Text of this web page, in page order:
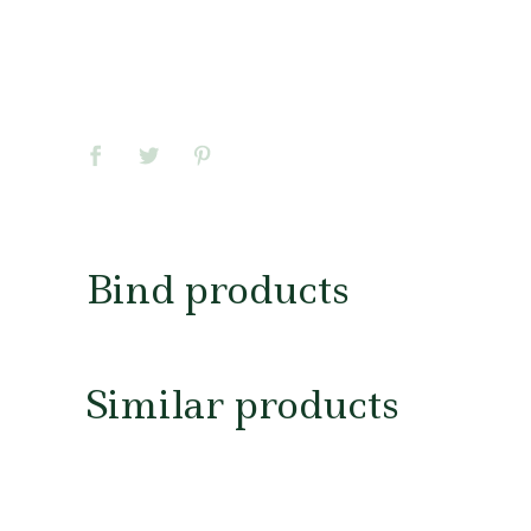
Bind products
Similar products